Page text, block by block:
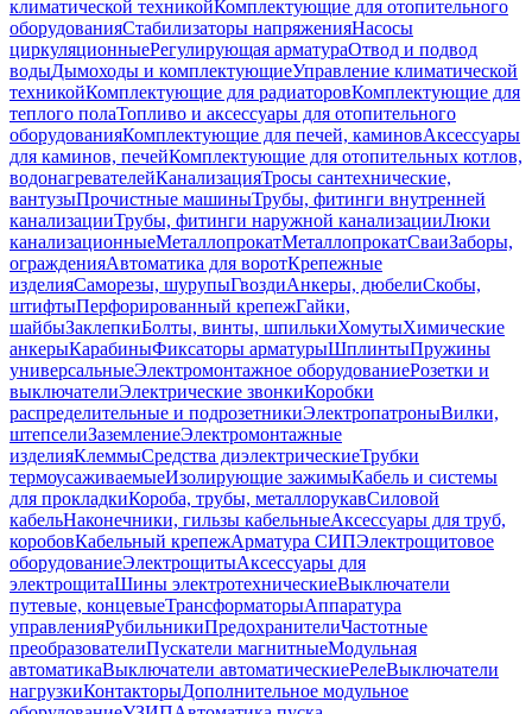
климатической техникойКомплектующие для отопительного
оборудованияСтабилизаторы напряженияНасосы
циркуляционныеРегулирующая арматураОтвод и подвод
водыДымоходы и комплектующиеУправление климатической
техникойКомплектующие для радиаторовКомплектующие для
теплого полаТопливо и аксессуары для отопительного
оборудованияКомплектующие для печей, каминовАксессуары
для каминов, печейКомплектующие для отопительных котлов,
водонагревателейКанализацияТросы сантехнические,
вантузыПрочистные машиныТрубы, фитинги внутренней
канализацииТрубы, фитинги наружной канализацииЛюки
канализационныеМеталлопрокатМеталлопрокатСваиЗаборы,
огражденияАвтоматика для воротКрепежные
изделияСаморезы, шурупыГвоздиАнкеры, дюбелиСкобы,
штифтыПерфорированный крепежГайки,
шайбыЗаклепкиБолты, винты, шпилькиХомутыХимические
анкерыКарабиныФиксаторы арматурыШплинтыПружины
универсальныеЭлектромонтажное оборудованиеРозетки и
выключателиЭлектрические звонкиКоробки
распределительные и подрозетникиЭлектропатроныВилки,
штепселиЗаземлениеЭлектромонтажные
изделияКлеммыСредства диэлектрическиеТрубки
термоусаживаемыеИзолирующие зажимыКабель и системы
для прокладкиКороба, трубы, металлорукавСиловой
кабельНаконечники, гильзы кабельныеАксессуары для труб,
коробовКабельный крепежАрматура СИПЭлектрощитовое
оборудованиеЭлектрощитыАксессуары для
электрощитаШины электротехническиеВыключатели
путевые, концевыеТрансформаторыАппаратура
управленияРубильникиПредохранителиЧастотные
преобразователиПускатели магнитныеМодульная
автоматикаВыключатели автоматическиеРелеВыключатели
нагрузкиКонтакторыДополнительное модульное